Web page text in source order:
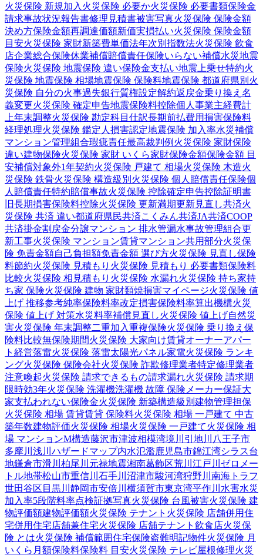
火災保険 新規加入 火災保険 必要か火災保険 必要書類保険金
請求事故状況報告書修理見積書被害写真火災保険 保険金額
決め方保険金額再調達価額新価実損払い火災保険 保険金額
目安火災保険 家財新築費単価法年次別指数法火災保険 飲食
店企業総合保険休業補償賠償責任保険いらない補償水災地震
保険火災保険 地震保険 違い保険金支払い地震上乗せ特約火
災保険 地震保険 相場地震保険 保険料地震保険 都道府県別 火
災保険 自分の火事過失銀行質権設定解約返戻金乗り換え 名
義変更火災保険 確定申告地震保険料控除個人事業主経費計
上年末調整火災保険 勘定科目 仕訳長期前払費用損害保険料
経理処理火災保険 鑑定人 損害認定地震保険 加入率水災補償
マンション管理組合瑕疵責任最高裁判例 火災保険 家財保険
違い建物保険火災保険 家財 いくら家財保険金額保険金額 目
安補償対象外1年契約火災保険 戸建て 相場火災保険 木造火
災保険 鉄骨火災保険 構造級別 火災保険 個人賠償責任保険個
人賠償責任特約賠償事故火災保険 控除確定申告控除証明書
旧長期損害保険料控除火災保険 更新満期更新見直し共済火
災保険 共済 違い都道府県民共済こくみん共済JA共済COOP
共済掛金割戻金分譲マンション 排水管漏水事故管理組合更
新工事火災保険 マンション賃貸マンション共用部分火災保
険 免責金額自己負担額免責金額 選び方火災保険 見直し保険
料節約火災保険 見積もり 火災保険 見積もり 必要書類保険料
比較火災保険 相見積もり 火災保険 水漏れ火災保険 持ち家持
ち家 保険火災保険 建物 家財類焼損害マイページ火災保険 値
上げ 推移参考純率保険料率改定損害保険料率算出機構火災
保険 値上げ 対策水災料率補償見直し火災保険 値上げ自然災
害火災保険 年末調整二重加入重複保険火災保険 乗り換え 保
険料比較無保険期間火災保険 大家向け賃貸オーナーアパー
ト経営落雷火災保険 落雷太陽光パネル家電火災保険 ランキ
ング火災保険 保険会社火災保険 詐欺修理業者特定修理業者
注意喚起火災保険 請求できるもの請求漏れ火災保険 請求期
限時効3年火災保険 洗濯機洗濯機 故障 保険 メーカー保証大
家支払われない保険金火災保険 新築構造級別 建物管理担保
火災保険 相場 賃貸賃貸 保険料火災保険 相場 一戸建て 中古
築年数建物評価火災保険 相場火災保険 一戸建て火災保険 相
場 マンションM構造藤沢市津波相模湾境川 引地川
八王子市
多摩川 浅川 ハザードマップ内水氾濫鹿児島市錦江湾シラス台
地鎌倉市滑川 柏尾川 元禄地震湘南葛飾区荒川 江戸川 ゼロメー
トル地帯松山市重信川 石手川 沼津市駿河湾狩野川 南海トラフ
世田谷区 目黒川 静岡市安倍川 横須賀市東京湾平作川 水害水災
加入率5段階料率点検証拠写真火災保険 台風被害火災保険 建
物評価額建物評価額火災保険 テナント 火災保険 店舗併用住
宅併用住宅店舗兼住宅火災保険 店舗テナント 飲食店火災保
険 とは火災保険 補償範囲住宅保険盗難明記物件火災保険 月
いくら 月額保険料保険料 目安火災保険 テレビ屋根修理火災